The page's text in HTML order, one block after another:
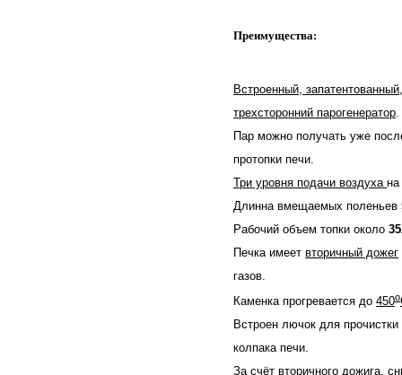
Преимущества:
Встроенный, запатентованный,
трехсторонний парогенератор.
Пар можно получать уже
протопки печи.
Три уровня подачи воздуха на
Длинна вмещаемых поленьев
Рабочий объем топки около
Печка имеет вторичный дожег
газов.
Каменка прогревается до 450о
Встроен лючок для прочистки
колпака печи.
За счёт вторичного дожига,